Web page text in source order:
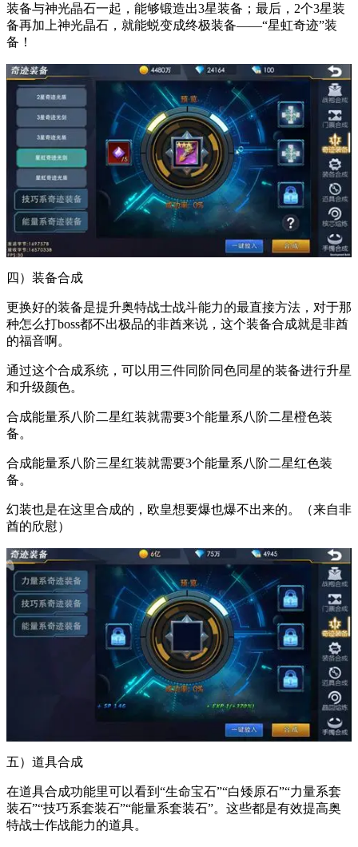
装备与神光晶石一起，能够锻造出3星装备；最后，2个3星装
备再加上神光晶石，就能蜕变成终极装备——“星虹奇迹”装
备！
四）装备合成
更换好的装备是提升奥特战士战斗能力的最直接方法，对于那
种怎么打boss都不出极品的非酋来说，这个装备合成就是非酋
的福音啊。
通过这个合成系统，可以用三件同阶同色同星的装备进行升星
和升级颜色。
合成能量系八阶二星红装就需要3个能量系八阶二星橙色装
备。
合成能量系八阶三星红装就需要3个能量系八阶二星红色装
备。
幻装也是在这里合成的，欧皇想要爆也爆不出来的。（来自非
酋的欣慰）
五）道具合成
在道具合成功能里可以看到“生命宝石”“白矮原石”“力量系套
装石”“技巧系套装石”“能量系套装石”。这些都是有效提高奥
特战士作战能力的道具。